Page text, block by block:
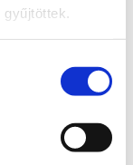
console for more